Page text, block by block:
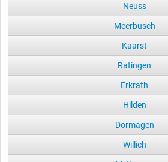
Neuss
Meerbusch
Kaarst
Ratingen
Erkrath
Hilden
Dormagen
Willich